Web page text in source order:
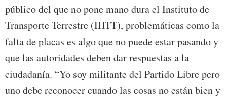
público del que no pone mano dura el Instituto de
Transporte Terrestre (IHTT), problemáticas como la
falta de placas es algo que no puede estar pasando y
que las autoridades deben dar respuestas a la
ciudadanía. “Yo soy militante del Partido Libre pero
uno debe reconocer cuando las cosas no están bien y